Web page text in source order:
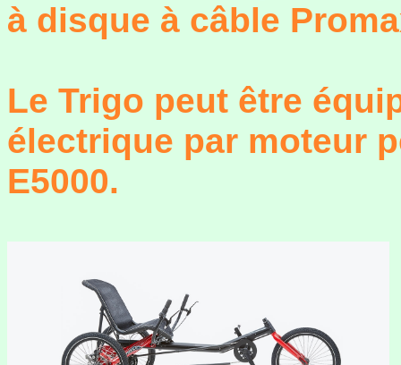
à disque à câble
Le Trigo peut être
électrique par moteur
E5000.